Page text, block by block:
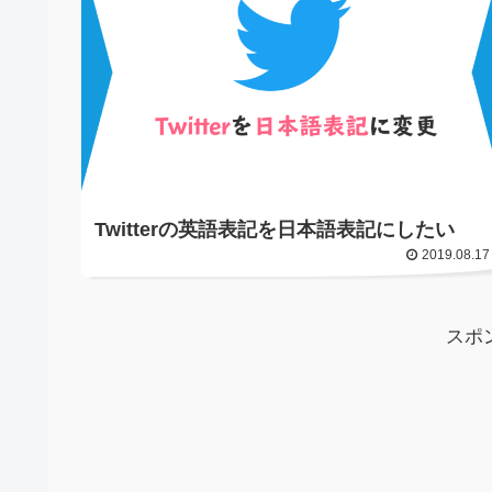
Twitterの英語表記を日本語表記にしたい
2019.08.17
スポ